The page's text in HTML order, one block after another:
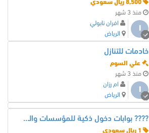
منذ 3 شهر
ا
افران نابولي
الرياض
خادمات للتنازل
علي السوم
منذ 3 شهر
ا
ام رزان
الرياض
???? بوابات دخول ذكية للمؤسسات والشركات بأعلى مستوى أمان وجودة ????